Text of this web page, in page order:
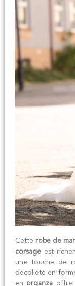
Cette robe de
corsage est
une touche de
décolleté en
en organza offre